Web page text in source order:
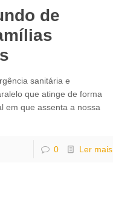
de
sanitária e
que atinge de forma
em que assenta a nossa
0 Ler mais